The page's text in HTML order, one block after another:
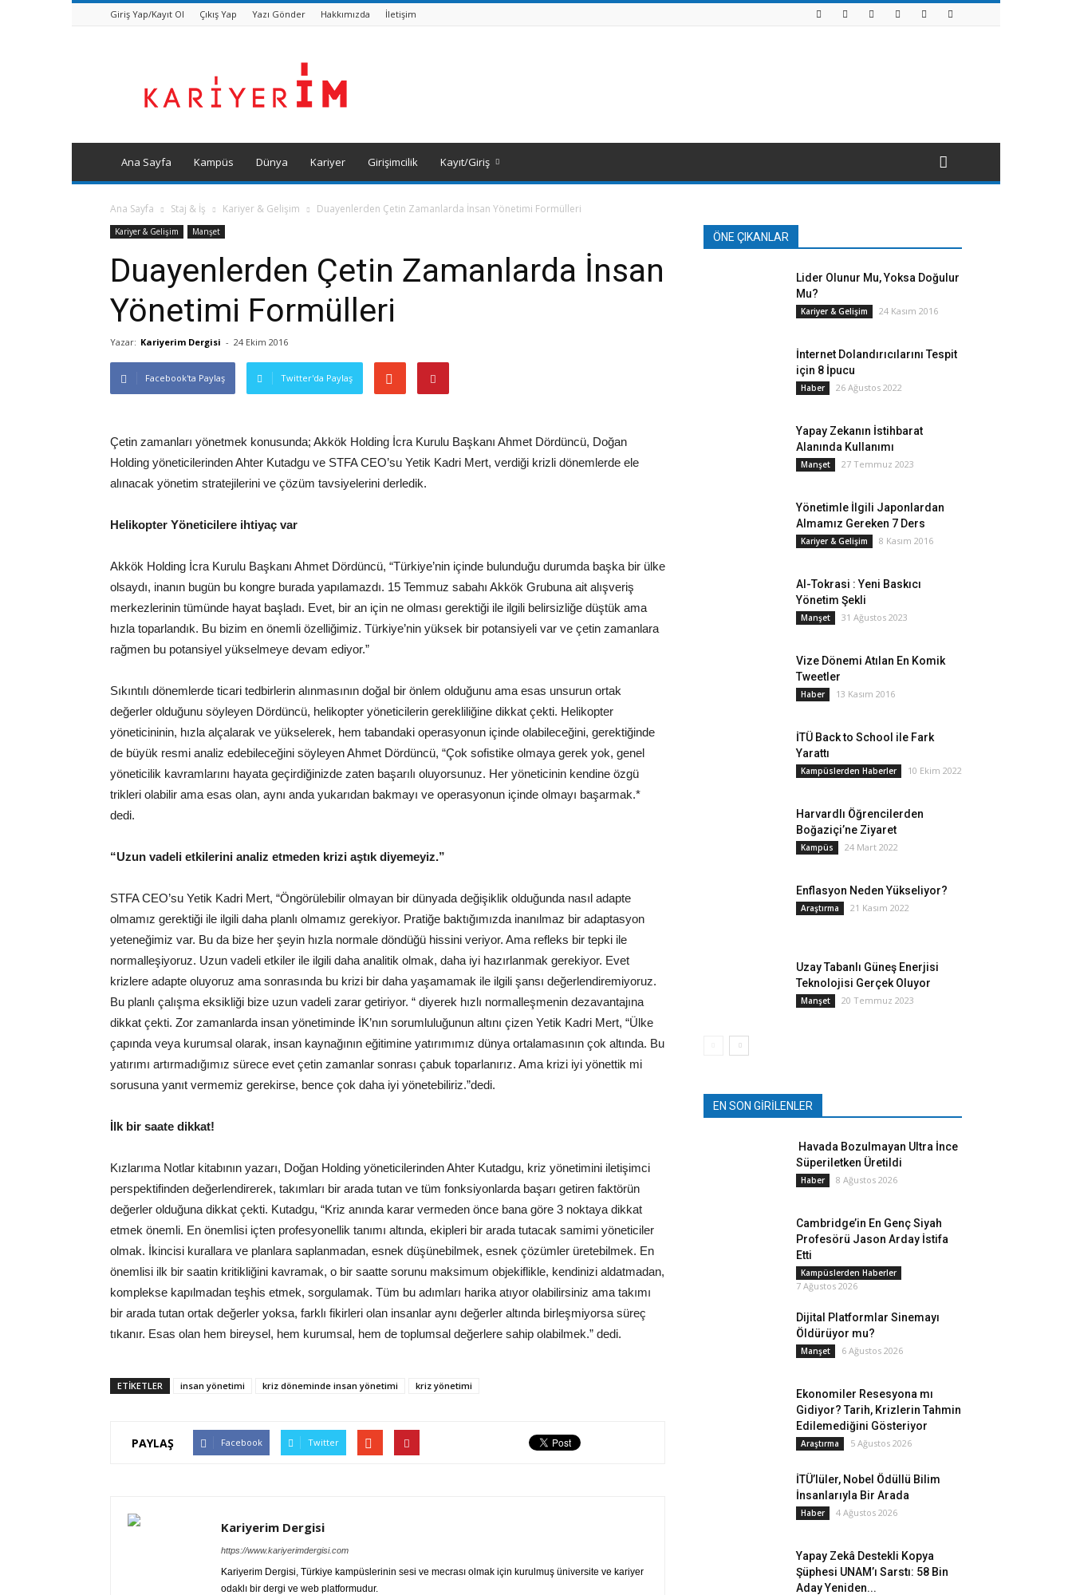
Giriş Yap/Kayıt Ol Çıkış Yap Yazı Gönder Hakkımızda İletişim
Ana Sayfa Kampüs Dünya Kariyer Girişimcilik Kayıt/Giriş
Ana Sayfa Staj & İş Kariyer & Gelişim Duayenlerden Çetin Zamanlarda İnsan Yönetimi Formülleri
Kariyer & Gelişim Manşet
Duayenlerden Çetin Zamanlarda İnsan
Yönetimi Formülleri
Yazar: Kariyerim Dergisi - 24 Ekim 2016
Facebook'ta Paylaş Twitter'da Paylaş
Çetin zamanları yönetmek konusunda; Akkök Holding İcra Kurulu Başkanı Ahmet Dördüncü, Doğan
Holding yöneticilerinden Ahter Kutadgu ve STFA CEO’su Yetik Kadri Mert, verdiği krizli dönemlerde ele
alınacak yönetim stratejilerini ve çözüm tavsiyelerini derledik.
Helikopter Yöneticilere ihtiyaç var
Akkök Holding İcra Kurulu Başkanı Ahmet Dördüncü, “Türkiye’nin içinde bulunduğu durumda başka bir ülke
olsaydı, inanın bugün bu kongre burada yapılamazdı. 15 Temmuz sabahı Akkök Grubuna ait alışveriş
merkezlerinin tümünde hayat başladı. Evet, bir an için ne olması gerektiği ile ilgili belirsizliğe düştük ama
hızla toparlandık. Bu bizim en önemli özelliğimiz. Türkiye’nin yüksek bir potansiyeli var ve çetin zamanlara
rağmen bu potansiyel yükselmeye devam ediyor.”
Sıkıntılı dönemlerde ticari tedbirlerin alınmasının doğal bir önlem olduğunu ama esas unsurun ortak
değerler olduğunu söyleyen Dördüncü, helikopter yöneticilerin gerekliliğine dikkat çekti. Helikopter
yöneticininin, hızla alçalarak ve yükselerek, hem tabandaki operasyonun içinde olabileceğini, gerektiğinde
de büyük resmi analiz edebileceğini söyleyen Ahmet Dördüncü, “Çok sofistike olmaya gerek yok, genel
yöneticilik kavramlarını hayata geçirdiğinizde zaten başarılı oluyorsunuz. Her yöneticinin kendine özgü
trikleri olabilir ama esas olan, aynı anda yukarıdan bakmayı ve operasyonun içinde olmayı başarmak.*
dedi.
“Uzun vadeli etkilerini analiz etmeden krizi aştık diyemeyiz.”
STFA CEO’su Yetik Kadri Mert, “Öngörülebilir olmayan bir dünyada değişiklik olduğunda nasıl adapte
olmamız gerektiği ile ilgili daha planlı olmamız gerekiyor. Pratiğe baktığımızda inanılmaz bir adaptasyon
yeteneğimiz var. Bu da bize her şeyin hızla normale döndüğü hissini veriyor. Ama refleks bir tepki ile
normalleşiyoruz. Uzun vadeli etkiler ile ilgili daha analitik olmak, daha iyi hazırlanmak gerekiyor. Evet
krizlere adapte oluyoruz ama sonrasında bu krizi bir daha yaşamamak ile ilgili şansı değerlendiremiyoruz.
Bu planlı çalışma eksikliği bize uzun vadeli zarar getiriyor. “ diyerek hızlı normalleşmenin dezavantajına
dikkat çekti. Zor zamanlarda insan yönetiminde İK’nın sorumluluğunun altını çizen Yetik Kadri Mert, “Ülke
çapında veya kurumsal olarak, insan kaynağının eğitimine yatırımımız dünya ortalamasının çok altında. Bu
yatırımı artırmadığımız sürece evet çetin zamanlar sonrası çabuk toparlanırız. Ama krizi iyi yönettik mi
sorusuna yanıt vermemiz gerekirse, bence çok daha iyi yönetebiliriz.”dedi.
İlk bir saate dikkat!
Kızlarıma Notlar kitabının yazarı, Doğan Holding yöneticilerinden Ahter Kutadgu, kriz yönetimini iletişimci
perspektifinden değerlendirerek, takımları bir arada tutan ve tüm fonksiyonlarda başarı getiren faktörün
değerler olduğuna dikkat çekti. Kutadgu, “Kriz anında karar vermeden önce bana göre 3 noktaya dikkat
etmek önemli. En önemlisi içten profesyonellik tanımı altında, ekipleri bir arada tutacak samimi yöneticiler
olmak. İkincisi kurallara ve planlara saplanmadan, esnek düşünebilmek, esnek çözümler üretebilmek. En
önemlisi ilk bir saatin kritikliğini kavramak, o bir saatte sorunu maksimum objekiflikle, kendinizi aldatmadan,
komplekse kapılmadan teşhis etmek, sorgulamak. Tüm bu adımları harika atıyor olabilirsiniz ama takımı
bir arada tutan ortak değerler yoksa, farklı fikirleri olan insanlar aynı değerler altında birleşmiyorsa süreç
tıkanır. Esas olan hem bireysel, hem kurumsal, hem de toplumsal değerlere sahip olabilmek.” dedi.
ETİKETLER insan yönetimi kriz döneminde insan yönetimi kriz yönetimi
PAYLAŞ Facebook Twitter
Kariyerim Dergisi
https://www.kariyerimdergisi.com
Kariyerim Dergisi, Türkiye kampüslerinin sesi ve mecrası olmak için kurulmuş üniversite ve kariyer
odaklı bir dergi ve web platformudur.
ÖNE ÇIKANLAR
Lider Olunur Mu, Yoksa Doğulur
Mu?
Kariyer & Gelişim 24 Kasım 2016
İnternet Dolandırıcılarını Tespit
için 8 İpucu
Haber 26 Ağustos 2022
Yapay Zekanın İstihbarat
Alanında Kullanımı
Manşet 27 Temmuz 2023
Yönetimle İlgili Japonlardan
Almamız Gereken 7 Ders
Kariyer & Gelişim 8 Kasım 2016
AI-Tokrasi : Yeni Baskıcı
Yönetim Şekli
Manşet 31 Ağustos 2023
Vize Dönemi Atılan En Komik
Tweetler
Haber 13 Kasım 2016
İTÜ Back to School ile Fark
Yarattı
Kampüslerden Haberler 10 Ekim 2022
Harvardlı Öğrencilerden
Boğaziçi’ne Ziyaret
Kampüs 24 Mart 2022
Enflasyon Neden Yükseliyor?
Araştırma 21 Kasım 2022
Uzay Tabanlı Güneş Enerjisi
Teknolojisi Gerçek Oluyor
Manşet 20 Temmuz 2023
EN SON GİRİLENLER
Havada Bozulmayan Ultra İnce
Süperiletken Üretildi
Haber 8 Ağustos 2026
Cambridge’in En Genç Siyah
Profesörü Jason Arday İstifa
Etti
Kampüslerden Haberler
7 Ağustos 2026
Dijital Platformlar Sinemayı
Öldürüyor mu?
Manşet 6 Ağustos 2026
Ekonomiler Resesyona mı
Gidiyor? Tarih, Krizlerin Tahmin
Edilemediğini Gösteriyor
Araştırma 5 Ağustos 2026
İTÜ’lüler, Nobel Ödüllü Bilim
İnsanlarıyla Bir Arada
Haber 4 Ağustos 2026
Yapay Zekâ Destekli Kopya
Şüphesi UNAM’ı Sarstı: 58 Bin
Aday Yeniden...